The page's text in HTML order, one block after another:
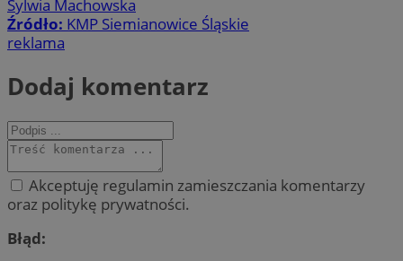
Sylwia Machowska
Źródło: KMP Siemianowice Śląskie
reklama
Dodaj komentarz
Akceptuję regulamin zamieszczania komentarzy
oraz politykę prywatności.
Błąd: